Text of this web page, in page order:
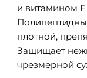
и витамином Е
плотной,
Защищает
чрезмерной